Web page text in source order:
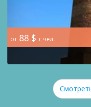
от 88 $ с чел.